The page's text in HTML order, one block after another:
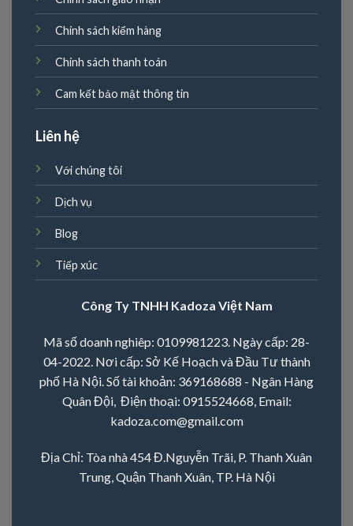
Chính sách kiểm hàng
Chính sách thanh toán
Cam kết bảo mật thông tin
Liên hệ
Với chúng tôi
Dịch vụ
Blog
Tiếp xúc
Công Ty TNHH Kadoza Việt Nam
Mã số doanh nghiêp: 0109981223. Ngày cấp: 28-
04-2022. Nơi cấp: Sở Kế Hoạch và Đầu Tư thành
phố Hà Nội. Số tài khoản: 369168688 - Ngân Hàng
Quân Đội, Điện thoại: 0915524668, Email:
kadoza.com@gmail.com
Địa Chỉ: Tòa nhà 454 Đ.Nguyễn Trãi, P. Thanh Xuân
Trung, Quận Thanh Xuân, TP. Hà Nội